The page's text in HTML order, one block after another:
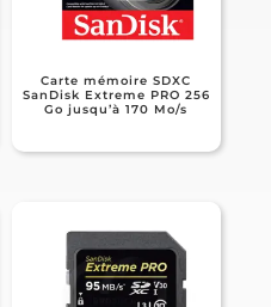
Carte mémoire SDXC
SanDisk Extreme PRO 256
Go jusqu’à 170 Mo/s